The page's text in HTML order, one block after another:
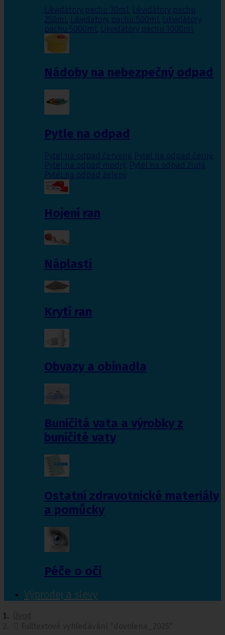
Likvidátory pachu 30ml, Likvidátory pachu
250ml, Likvidátory pachu 500ml, Likvidátory
pachu 5000ml, Likvidátory pachu 1000ml
Nádoby na nebezpečný odpad
Pytle na odpad
Pytel na odpad červený, Pytel na odpad černý,
Pytel na odpad modrý, Pytel na odpad žlutý,
Pytel na odpad zelený
Hojení ran
Náplasti
Krytí ran
Obvazy a obinadla
Buničitá vata a výrobky z
buničité vaty
Ostatní zdravotnické materiály
a pomůcky
Péče o oči
Výprodej a slevy